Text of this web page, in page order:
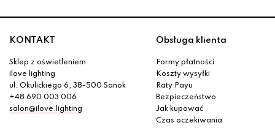
KONTAKT
Sklep z oświetleniem
ilove lighting
ul. Okulickiego 6, 38-500 Sanok
+48 690 003 006
salon@ilove.lighting
Obsługa klienta
Formy płatności
Koszty wysyłki
Raty Payu
Bezpieczeństwo
Jak kupować
Czas oczekiwania